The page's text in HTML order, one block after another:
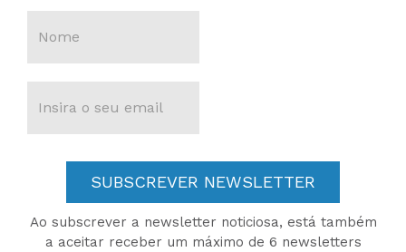
SUBSCREVER NEWSLETTER
Ao subscrever a newsletter noticiosa, está também
a aceitar receber um máximo de 6 newsletters